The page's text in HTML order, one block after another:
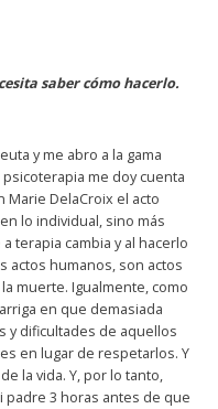
saber cómo hacerlo.
y me abro a la gama
me doy cuenta
Marie DelaCroix el acto
lo individual, sino más
terapia cambia y al hacerlo
actos humanos, son actos
muerte. Igualmente, como
en que demasiada
y dificultades de aquellos
en lugar de respetarlos. Y
la vida. Y, por lo tanto,
padre 3 horas antes de que